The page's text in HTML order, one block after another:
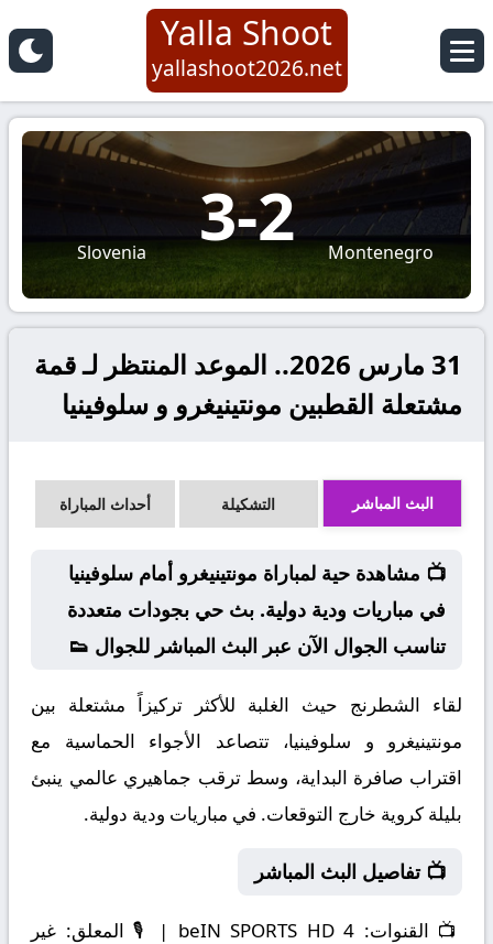
Yalla Shoot
yallashoot2026.net
Montenegro
2
-
3
Slovenia
31 مارس 2026.. الموعد المنتظر لـ قمة
مشتعلة القطبين مونتينيغرو و سلوفينيا
البث المباشر التشكيلة أحداث المباراة
📺 مشاهدة حية لمباراة مونتينيغرو أمام سلوفينيا
في مباريات ودية دولية. بث حي بجودات متعددة
تناسب الجوال الآن عبر البث المباشر للجوال 👟
لقاء الشطرنج حيث الغلبة للأكثر تركيزاً مشتعلة بين
مونتينيغرو و سلوفينيا، تتصاعد الأجواء الحماسية مع
اقتراب صافرة البداية، وسط ترقب جماهيري عالمي ينبئ
بليلة كروية خارج التوقعات. في مباريات ودية دولية.
📺 تفاصيل البث المباشر
📺 القنوات: المعلق: غير